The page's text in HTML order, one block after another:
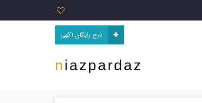
درج رایگان آگهی
niazpardaz